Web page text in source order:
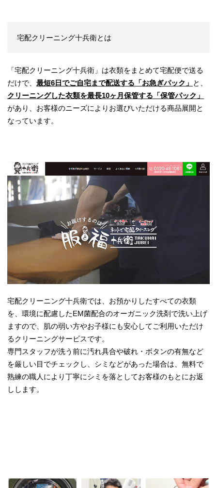
宅配クリーニング十兵衛とは
「宅配クリーニング十兵衛」は衣類をまとめて宅配便で送る
だけで、 最短6日でご自宅まで配送する「お急ぎパック」 と、
クリーニングした衣類を最長10ヶ月保管する「保管パック」
があり、お客様のニーズによりお選びいただける商品展開と
なっています。
宅配クリーニング十兵衛では、お預かりしたすべての衣類
を、環境に配慮したEM菌配合のオーガニック洗剤で洗い上げ
ますので、肌の弱い方やお子様にも安心してご利用いただけ
るクリーニングサービスです。
専門スタッフが洗う前に汚れ具合や破れ・ボタンの有無など
を厳しい目でチェックし、シミなどがあった場合は、無料で
熟練の職人により丁寧にシミを落としてお客様のもとにお返
しします。